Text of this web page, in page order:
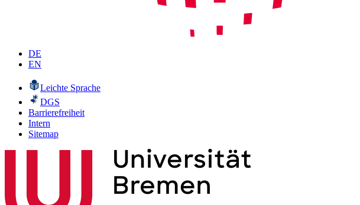
DE
EN
Leichte Sprache
DGS
Barrierefreiheit
Intern
Sitemap